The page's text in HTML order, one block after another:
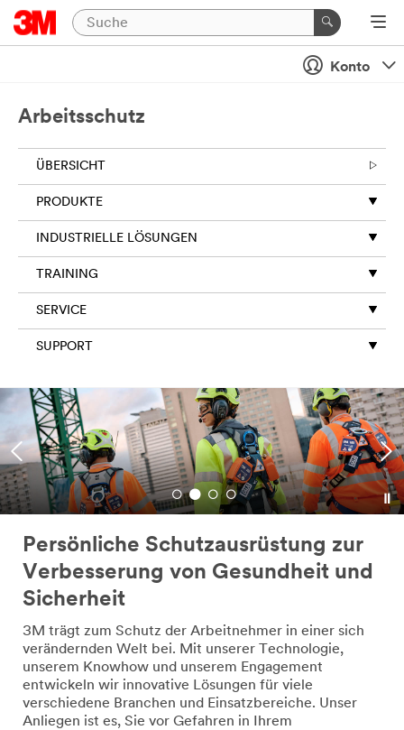
Konto
Arbeitsschutz
ÜBERSICHT
PRODUKTE
INDUSTRIELLE LÖSUNGEN
TRAINING
SERVICE
SUPPORT
Persönliche Schutzausrüstung zur
Verbesserung von Gesundheit und
Sicherheit
3M trägt zum Schutz der Arbeitnehmer in einer sich
verändernden Welt bei. Mit unserer Technologie,
unserem Knowhow und unserem Engagement
entwickeln wir innovative Lösungen für viele
verschiedene Branchen und Einsatzbereiche. Unser
Anliegen ist es, Sie vor Gefahren in Ihrem